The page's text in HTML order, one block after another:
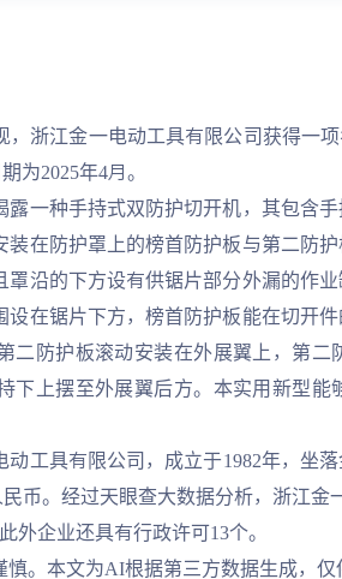
江金一电动工具有限公司获得一项
为2025年4月。
种手持式双防护切开机，其包含手
装在防护罩上的榜首防护板与第二防
罩沿的下方设有供锯片部分外漏的作
设在锯片下方，榜首防护板能在切开
二防护板滚动安装在外展翼上，第
下上摆至外展翼后方。本实用新型能
具有限公司，成立于1982年，坐落
币。经过天眼查大数据分析，浙江金
外企业还具有行政许可13个。
本文为AI根据第三方数据生成，仅